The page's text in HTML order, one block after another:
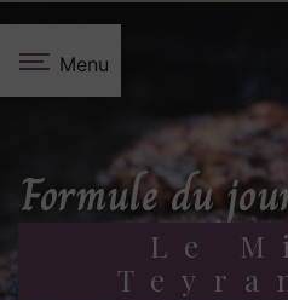
Menu
formule du
Le Midi-